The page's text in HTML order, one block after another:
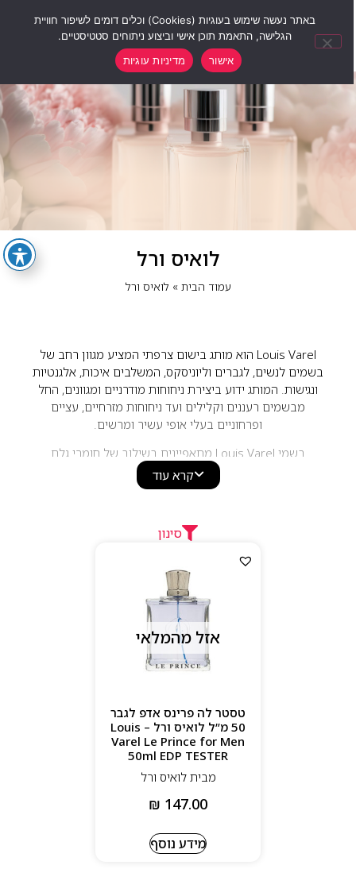
לואיס ורל
עמוד הבית» לואיס ורל
Louis Varel הוא מותג בישום צרפתי המציע מגוון רחב של
בשמים לנשים, לגברים וליוניסקס, המשלבים איכות, אלגנטיות
ונגישות. המותג ידוע ביצירת ניחוחות מודרניים ומגוונים, החל
מבשמים רעננים וקלילים ועד ניחוחות מזרחיים, עציים
ופרחוניים בעלי אופי עשיר ומרשים.
בשמי Louis Varel מתאפיינים בשילוב של חומרי גלם
איכותיים, עמידות טובה ועיצוב אלגנטי, ומתאימים לשימוש
יומיומי ולאירועים מיוחדים. המותג מציע קולקציות מגוונות
נגיש, עם דגש על סגנון, נוכחות ותחכום.
קרא עוד
סינון
אזל מהמלאי
טסטר לה פרינס אדפ לגבר
50 מ”ל לואיס ורל – Louis
Varel Le Prince for Men
50ml EDP TESTER
מבית לואיס ורל
₪ 147.00
מידע נוסף
באתר נעשה שימוש בעוגיות (Cookies) וכלים דומים לשיפור חוויית
הגלישה, התאמת תוכן אישי וביצוע ניתוחים סטטיסטיים.
אישור
מדיניות עוגיות